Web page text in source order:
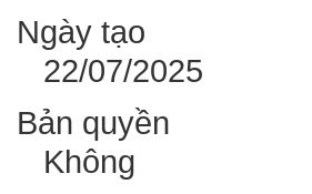
Ngày tạo
22/07/2025
Bản quyền
Không